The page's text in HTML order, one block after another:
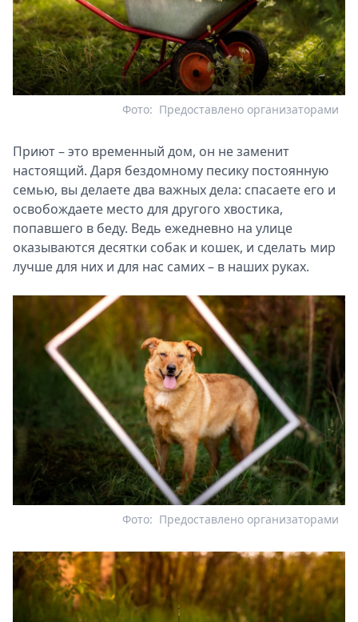
Предоставлено организаторами
Фото:
Приют – это временный дом, он не заменит
настоящий. Даря бездомному песику постоянную
семью, вы делаете два важных дела: спасаете его и
освобождаете место для другого хвостика,
попавшего в беду. Ведь ежедневно на улице
оказываются десятки собак и кошек, и сделать мир
лучше для них и для нас самих – в наших руках.
Предоставлено организаторами
Фото: